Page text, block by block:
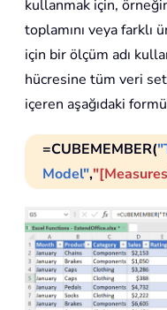
kullanmak için,
toplamını veya farklı
için bir ölçüm adı
hücresine tüm veri
içeren aşağıdaki
=CUBEMEMBER(
Model",